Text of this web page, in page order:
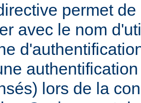
permet
avec le nom
lors de la